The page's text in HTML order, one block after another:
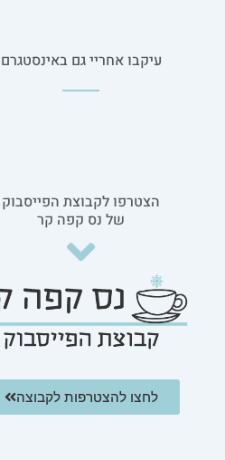
עיקבו אחריי גם באינסטגרם
הצטרפו לקבוצת הפייסבוק
של נס קפה קר
לחצו להצטרפות לקבוצה